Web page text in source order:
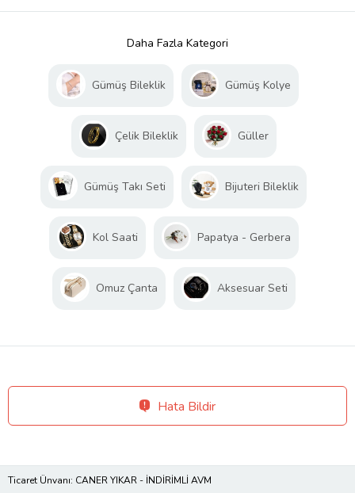
Daha Fazla Kategori
Gümüş Bileklik Gümüş Kolye
Çelik Bileklik Güller
Gümüş Takı Seti Bijuteri Bileklik
Kol Saati Papatya - Gerbera
Omuz Çanta Aksesuar Seti
Hata Bildir
Ticaret Ünvanı: CANER YIKAR - İNDİRİMLİ AVM